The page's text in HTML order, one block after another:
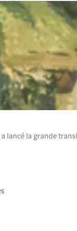
lancé la grande